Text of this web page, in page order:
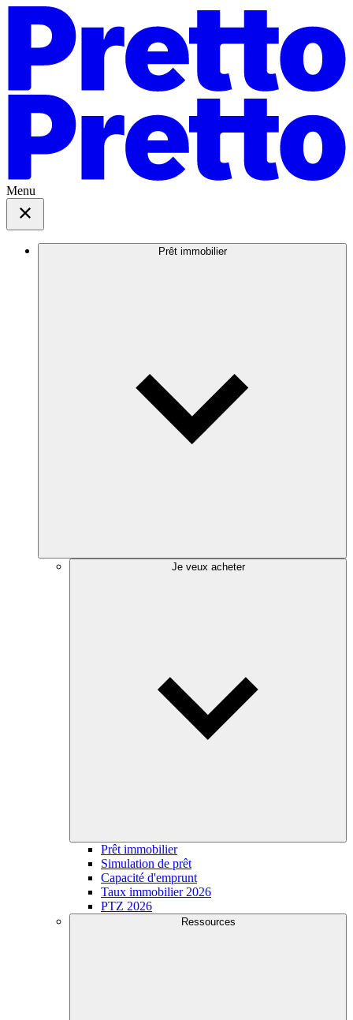
Menu
Prêt immobilier
Je veux acheter
Prêt immobilier
Simulation de prêt
Capacité d'emprunt
Taux immobilier 2026
PTZ 2026
Ressources